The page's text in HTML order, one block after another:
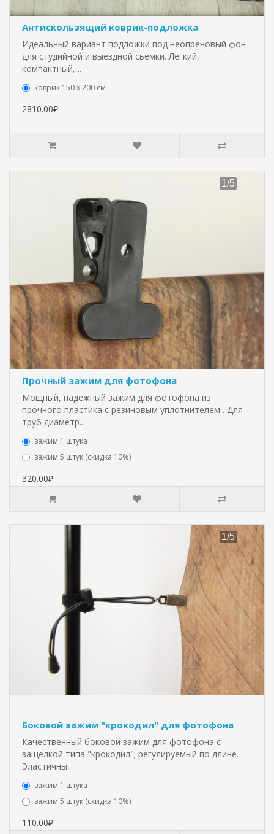
Антискользящий коврик-подложка
Идеальный вариант подложки под неопреновый фон
для студийной и выездной сьемки. Легкий,
компактный, ..
коврик 150 х 200 см
2810.00₽
Прочный зажим для фотофона
Мощный, надежный зажим для фотофона из
прочного пластика с резиновым уплотнителем . Для
труб диаметр..
зажим 1 штука
зажим 5 штук (скидка 10%)
320.00₽
Боковой зажим "крокодил" для фотофона
Качественный боковой зажим для фотофона с
защелкой типа "крокодил"; регулируемый по длине.
Эластичны..
зажим 1 штука
зажим 5 штук (скидка 10%)
110.00₽